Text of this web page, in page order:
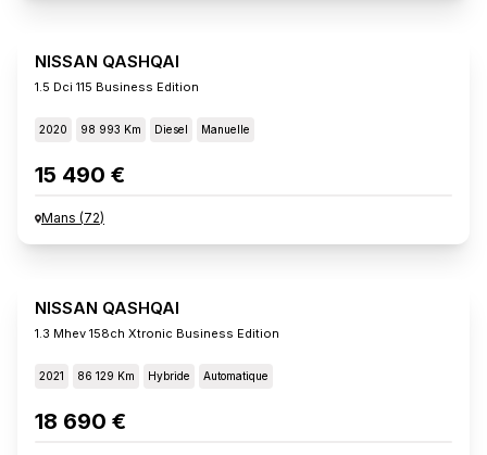
NISSAN QASHQAI
1.5 Dci 115 Business Edition
2020 98 993 Km Diesel Manuelle
15 490 €
Mans (72)
NISSAN QASHQAI
1.3 Mhev 158ch Xtronic Business Edition
2021 86 129 Km Hybride Automatique
18 690 €